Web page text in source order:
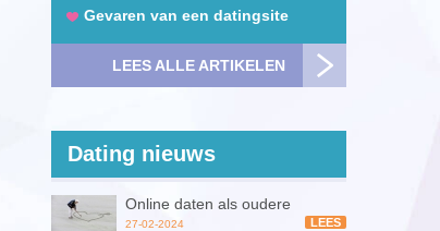
Gevaren van een datingsite
LEES ALLE ARTIKELEN
Dating nieuws
Online daten als oudere
27-02-2024 LEES